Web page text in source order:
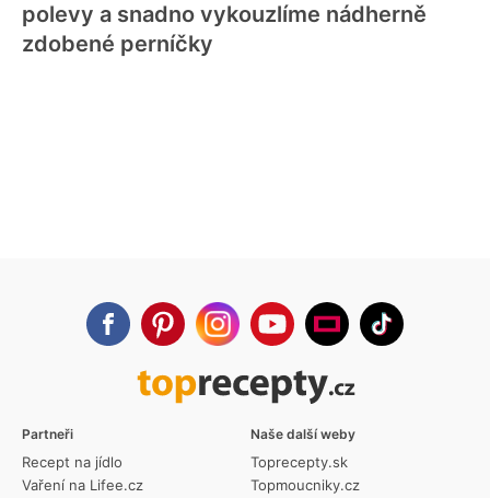
polevy a snadno vykouzlíme nádherně
zdobené perníčky
Partneři
Recept na jídlo
Vaření na Lifee.cz
Naše další weby
Toprecepty.sk
Topmoucniky.cz